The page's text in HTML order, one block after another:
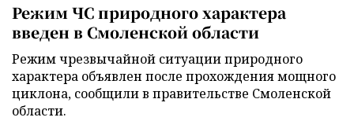
Режим ЧС природного характера
введен в Смоленской области
Режим чрезвычайной ситуации природного
характера объявлен после прохождения мощного
циклона, сообщили в правительстве Смоленской
области.